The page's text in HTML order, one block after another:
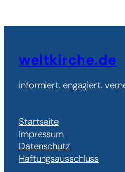
weltkirche.de
informiert. engagiert.
Startseite
Impressum
Datenschutz
Haftungsausschluss